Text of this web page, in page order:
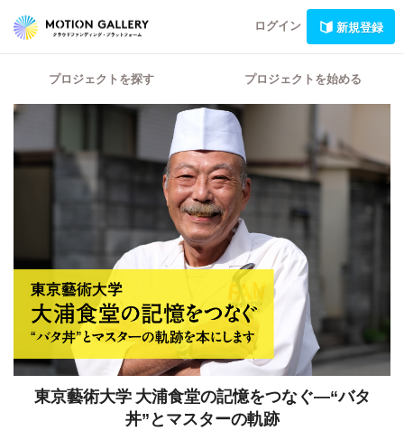
ログイン 新規登録
プロジェクトを探す プロジェクトを始める
東京藝術大学 大浦食堂の記憶をつなぐ―“バタ
丼”とマスターの軌跡